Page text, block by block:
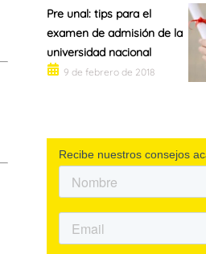
Pre unal: tips para el
examen de admisión de la
universidad nacional
9 de febrero de 2018